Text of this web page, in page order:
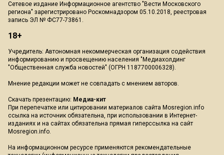
Сетевое издание Информационное агентство "Вести Московского
региона" зарегистрировано Роскомнадзором 05.10.2018, реестровая
запись ЭЛ № ФС77-73861.
18+
Учредитель: Автономная некоммерческая организация содействия
информированию и просвещению населения "Медиахолдинг
"Общественная служба новостей" (ОГРН 1187700006328).
Мнение редакции может не совпадать с мнением авторов.
Скачать презентацию: Медиа-кит
При перепечатке или цитировании материалов сайта Mosregion.info
ссылка на источник обязательна, при использовании в Интернет-
изданиях и на сайтах обязательна прямая гиперссылка на сайт
Mosregion.info.
На информационном ресурсе применяются рекомендательные